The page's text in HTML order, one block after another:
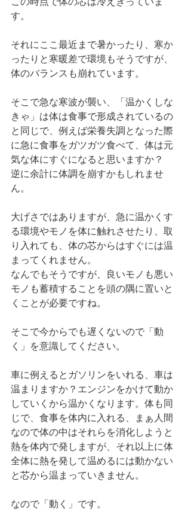
す。
それにここ最近まで暑かったり、寒か
ったりと寒暖差で環境もそうですが、
体のバランスも崩れています。
そこで急な寒波が襲い、「温かくしな
きゃ」は体は食事で形成されているの
と同じで、例えば栄養失調となった際
に急に食事をガツガツ食べて、体は元
気な体にすぐになると思いますか？
逆に余計に体調を崩すかもしれませ
ん。
大げさではありますが、急に温かくす
る環境やモノを体に触れさせたり、取
り入れても、体の芯からはすぐには温
まってくれません。
なんでもそうですが、良いモノも悪い
モノも蓄積することを頭の隅に置いと
くことが必要ですね。
そこで今からでも遅くないので「動
く」を意識してください。
車に例えるとガソリンをいれる、車は
温まりますか？エンジンをかけて動か
していくから温かくなります。体も同
じで、食事を体内に入れる、まぁ人間
なので体の中はそれらを消化しようと
熱を体内で発しますが、それ以上に体
全体に熱を発して温めるには動かない
と芯から温まっていきません。
なので「動く」です。